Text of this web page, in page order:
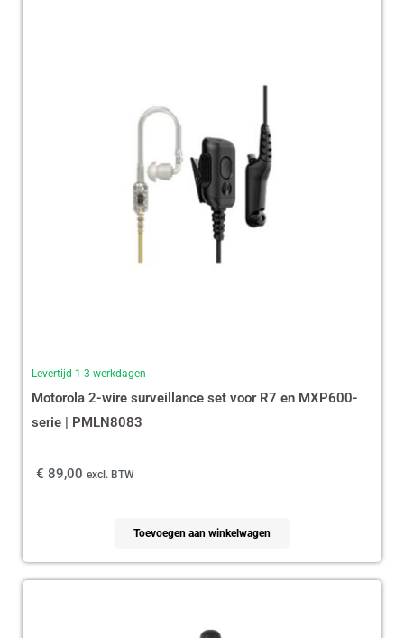
Levertijd 1-3 werkdagen
Motorola 2-wire surveillance set voor R7 en MXP600-
serie | PMLN8083
€ 89,00 excl. BTW
Toevoegen aan winkelwagen